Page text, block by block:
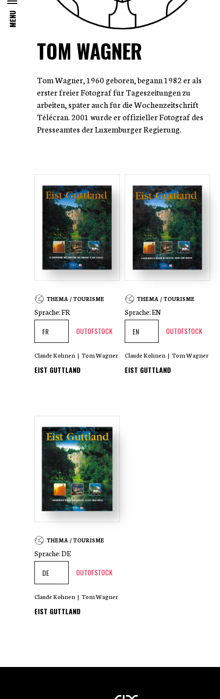
MENU
TOM WAGNER
Tom Wagner, 1960 geboren, begann 1982 er als
erster freier Fotograf für Tageszeitungen zu
arbeiten, später auch für die Wochenzeitschrift
Télécran. 2001 wurde er offizieller Fotograf des
Presseamtes der Luxemburger Regierung.
THEMA / TOURISME
Sprache:FR
OUTOFSTOCK
Claude Kohnen | Tom Wagner
EIST GUTTLAND
THEMA / TOURISME
Sprache:EN
OUTOFSTOCK
Claude Kohnen | Tom Wagner
EIST GUTTLAND
THEMA / TOURISME
Sprache:DE
OUTOFSTOCK
Claude Kohnen | Tom Wagner
EIST GUTTLAND